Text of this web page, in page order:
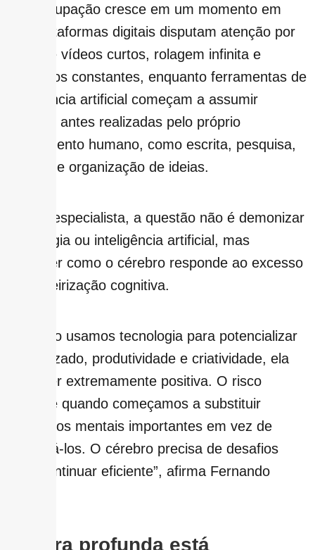
A preocupação cresce em um momento em
que plataformas digitais disputam atenção por
meio de vídeos curtos, rolagem infinita e
estímulos constantes, enquanto ferramentas de
inteligência artificial começam a assumir
funções antes realizadas pelo próprio
pensamento humano, como escrita, pesquisa,
síntese e organização de ideias.
Para o especialista, a questão não é demonizar
tecnologia ou inteligência artificial, mas
entender como o cérebro responde ao excesso
de terceirização cognitiva.
“Quando usamos tecnologia para potencializar
aprendizado, produtividade e criatividade, ela
pode ser extremamente positiva. O risco
aparece quando começamos a substituir
processos mentais importantes em vez de
estimulá-los. O cérebro precisa de desafios
para continuar eficiente”, afirma Fernando
Leitura profunda está